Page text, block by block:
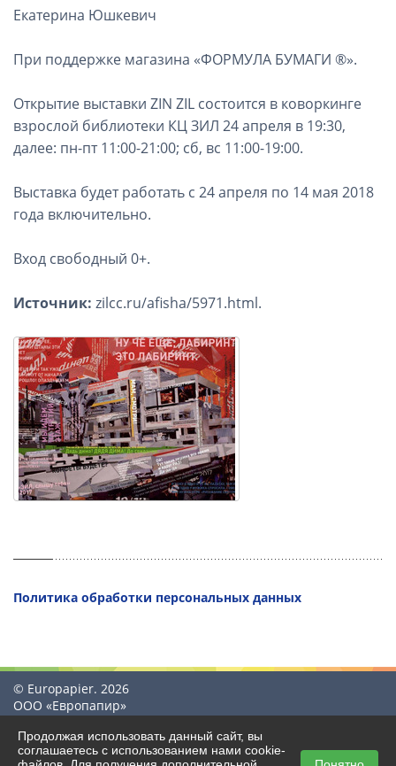
Екатерина Юшкевич
При поддержке магазина «ФОРМУЛА БУМАГИ ®».
Открытие выставки ZIN ZIL состоится в коворкинге
взрослой библиотеки КЦ ЗИЛ 24 апреля в 19:30,
далее: пн-пт 11:00-21:00; сб, вс 11:00-19:00.
Выставка будет работать с 24 апреля по 14 мая 2018
года включительно.
Вход свободный 0+.
Источник: zilcc.ru/afisha/5971.html.
Политика обработки персональных данных
© Europapier. 2026
ООО «Европапир»
Продолжая использовать данный сайт, вы
соглашаетесь с использованием нами cookie-